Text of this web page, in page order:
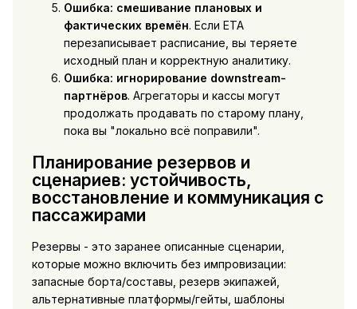
Ошибка: смешивание плановых и
фактических времён. Если ETA
перезаписывает расписание, вы теряете
исходный план и корректную аналитику.
Ошибка: игнорирование downstream-
партнёров. Агрегаторы и кассы могут
продолжать продавать по старому плану,
пока вы "локально всё поправили".
Планирование резервов и
сценариев: устойчивость,
восстановление и коммуникация с
пассажирами
Резервы - это заранее описанные сценарии,
которые можно включить без импровизации:
запасные борта/составы, резерв экипажей,
альтернативные платформы/гейты, шаблоны